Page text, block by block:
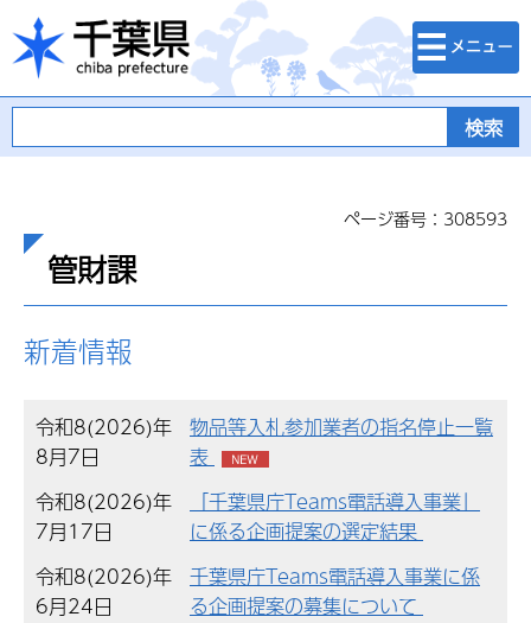
千葉県
検索・メニュ
ー
ページ番号：308593
管財課
新着情報
令和8(2026)年
8月7日
物品等入札参加業者の指名停止一覧
表
令和8(2026)年
7月17日
「千葉県庁Teams電話導入事業」
に係る企画提案の選定結果
令和8(2026)年
6月24日
千葉県庁Teams電話導入事業に係
る企画提案の募集について